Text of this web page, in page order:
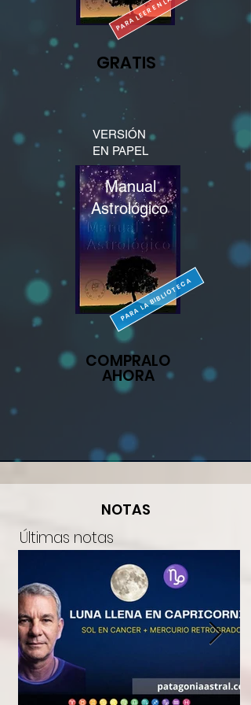
GRATIS
VERSIÓN
EN PAPEL
Astrológico
Manual
PARA LA BIBLIOTECA
COMPRALO
AHORA
NOTAS
​Últimas notas